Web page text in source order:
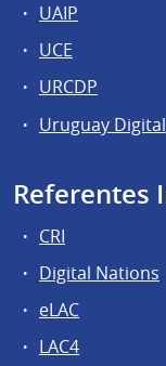
UAIP
UCE
URCDP
Uruguay Digital
Referentes
CRI
Digital Nations
eLAC
LAC4